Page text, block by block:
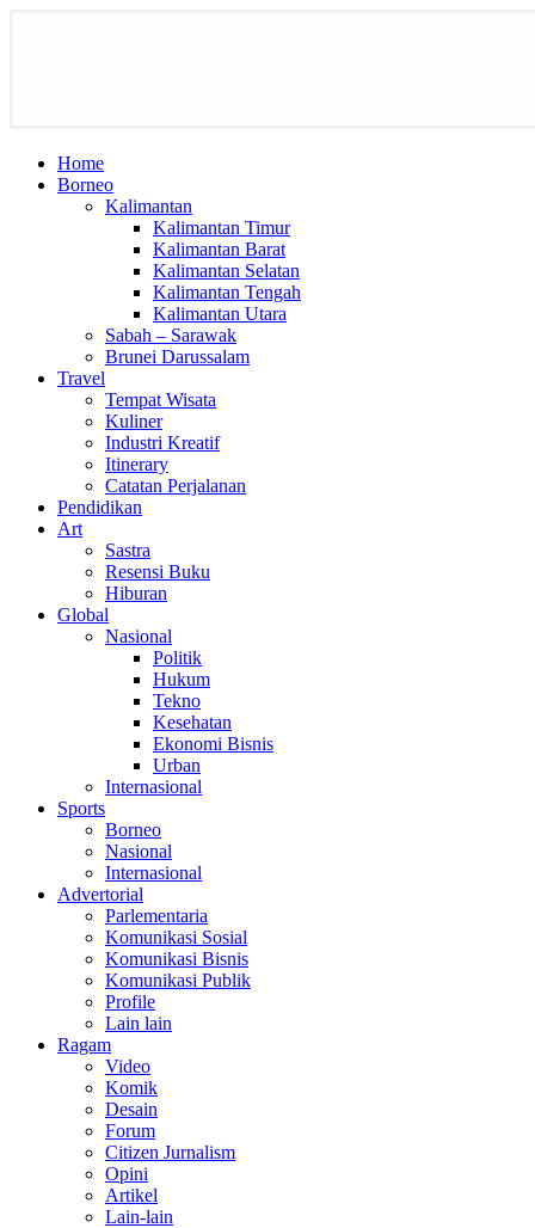
Home
Borneo
Kalimantan
Kalimantan Timur
Kalimantan Barat
Kalimantan Selatan
Kalimantan Tengah
Kalimantan Utara
Sabah – Sarawak
Brunei Darussalam
Travel
Tempat Wisata
Kuliner
Industri Kreatif
Itinerary
Catatan Perjalanan
Pendidikan
Art
Sastra
Resensi Buku
Hiburan
Global
Nasional
Politik
Hukum
Tekno
Kesehatan
Ekonomi Bisnis
Urban
Internasional
Sports
Borneo
Nasional
Internasional
Advertorial
Parlementaria
Komunikasi Sosial
Komunikasi Bisnis
Komunikasi Publik
Profile
Lain lain
Ragam
Video
Komik
Desain
Forum
Citizen Jurnalism
Opini
Artikel
Lain-lain